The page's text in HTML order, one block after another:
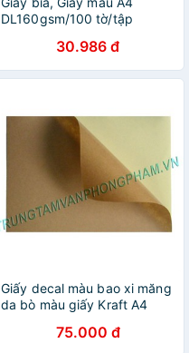
DL160gsm/100 tờ/tập
30.986 đ
Giấy decal màu bao xi măng
da bò màu giấy Kraft A4
75.000 đ